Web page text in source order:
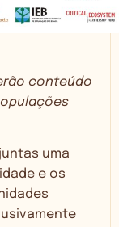
conteúdo
juntas uma
e os